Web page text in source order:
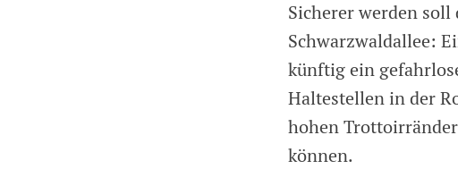
Sicherer werden soll
Schwarzwaldallee:
künftig ein
Haltestellen in der
hohen
können.